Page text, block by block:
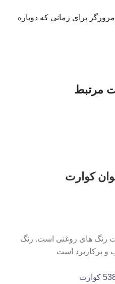
برای زمانی که دوباره
مرتبط
کوارت
رنگ های روغنی است. رنگ
و پرکاربرد است